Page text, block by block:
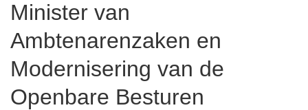
Minister van
Ambtenarenzaken en
Modernisering van de
Openbare Besturen